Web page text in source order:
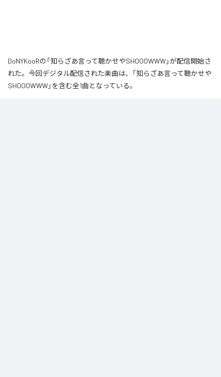
DoNYKooRの「知らざあ言って聴かせやSHOOOWWW」が配信開始さ
れた。今回デジタル配信された楽曲は、「知らざあ言って聴かせや
SHOOOWWW」を含む全1曲となっている。